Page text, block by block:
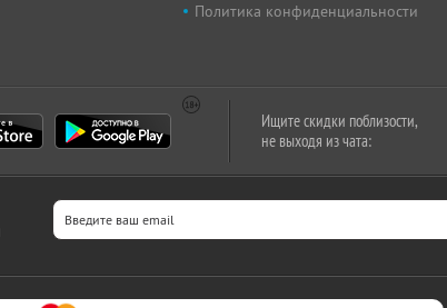
Политика конфиденциальности
Ищите скидки поблизости,
не выходя из чата: